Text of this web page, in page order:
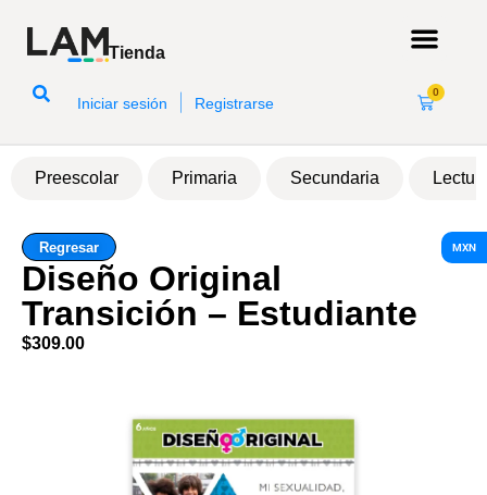
MXN
Tienda
Iniciar sesión Registrarse
0
Preescolar Primaria Secundaria
Regresar
Diseño Original
Transición – Estudiante
$309.00